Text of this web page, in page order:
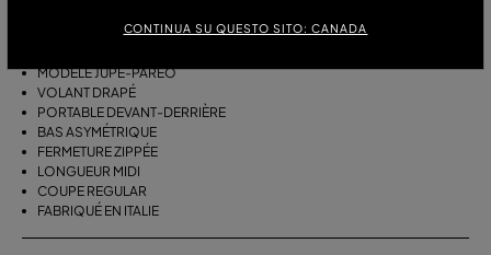
CONTINUA SU QUESTO SITO: CANADA
TWILL DE VISCOSE
MODÈLE JUPE-PARÉO
VOLANT DRAPÉ
PORTABLE DEVANT-DERRIÈRE
BAS ASYMÉTRIQUE
FERMETURE ZIPPÉE
LONGUEUR MIDI
COUPE REGULAR
FABRIQUÉ EN ITALIE